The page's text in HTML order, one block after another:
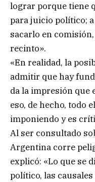
lograr porque tiene
para juicio político;
sacarlo en
recinto».
«En realidad, la
admitir que hay
da la impresión que
eso, de hecho, todo
imponiendo y es
Al ser consultado
Argentina corre
explicó: «Lo que se
político, las